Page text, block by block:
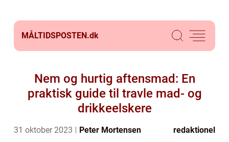
MÅLTIDSPOSTEN.dk
Nem og hurtig aftensmad: En
praktisk guide til travle mad- og
drikkeelskere
31 oktober 2023 Peter Mortensen redaktionel